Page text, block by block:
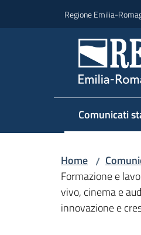
Regione Emilia-
Comunicati
Menu
Home /
Formazione e
vivo, cinema e
innovazione e